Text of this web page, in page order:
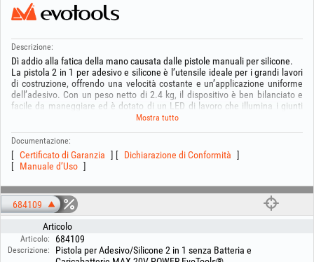
Descrizione:
Dì addio alla fatica della mano causata dalle pistole manuali per silicone.
La pistola 2 in 1 per adesivo e silicone è l’utensile ideale per i grandi lavori
di costruzione, offrendo una velocità costante e un’applicazione uniforme
dell’adesivo. Con un peso netto di 2.4 kg, il dispositivo è ben bilanciato e
facile da maneggiare ed è dotato di un LED di lavoro che illumina i giunti
anche nelle zone con scarsa visibilità.
fino a 6500 N, essendo in grado di gestire anche gli adesivi più viscosi.
Dotata di 6 livelli di velocità regolabili tra 0 e 8.7 mm/s, la pistola ti offre il
controllo totale sul flusso di materiale. Inoltre, la funzione di retrazione
automatica del pistone evita le gocciolature accidentali dopo il rilascio del
grilletto, garantendo un’area di lavoro pulita e una finitura impeccabile.
La sua versatilità è notevole: è compatibile sia con cartucce standard da
300 ml, sia con salsicciotti di silicone da 600 ml.
- Per i formati a "salsicciotto" (600ml): si utilizza la configurazione completa
(con l’adattatore bianco montato sopra il supporto nero all’estremità
dell’asta). Ciò assicura uno scorrimento fluido e lo svuotamento completo
della guaina.
Mostra tutto
Documentazione:
Certificato di Garanzia
Dichiarazione di Conformità
Manuale d’Uso
684109
Articolo
Articolo: 684109
Descrizione:
Pistola per Adesivo/Silicone 2 in 1 senza Batteria e